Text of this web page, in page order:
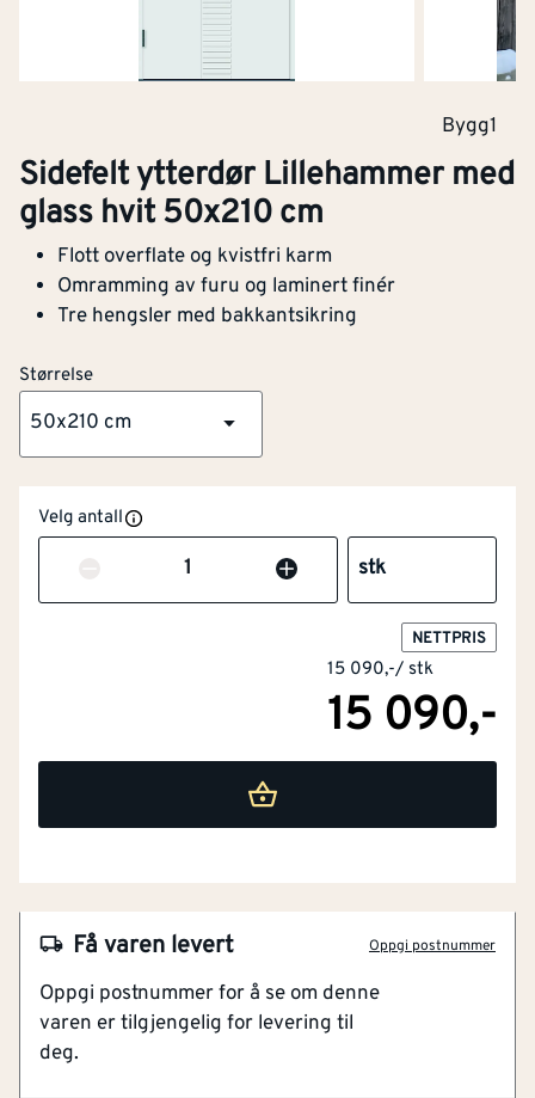
Bygg1
Sidefelt ytterdør Lillehammer med
glass hvit 50x210 cm
Flott overflate og kvistfri karm
Omramming av furu og laminert finér
Tre hengsler med bakkantsikring
Størrelse
50x210 cm
Velg antall
Antall stk
NETTPRIS
15 090,-/ stk
15 090,-
Få varen levert Oppgi postnummer
Oppgi postnummer for å se om denne
varen er tilgjengelig for levering til
deg.
Flott overflate og kvistfri karm
Tre hengsler med bakkantsikring
Bygg1 Sidefelt ytterdør Lillehammer med glass hvit